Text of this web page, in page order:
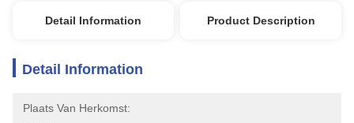
Detail Information Product Description
Detail Information
Plaats Van Herkomst: